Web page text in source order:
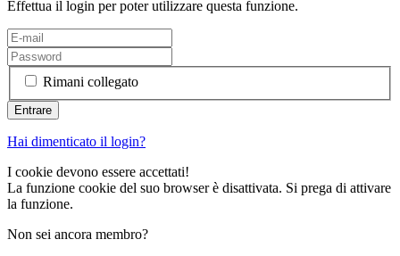
Effettua il login per poter utilizzare questa funzione.
Rimani collegato
Hai dimenticato il login?
I cookie devono essere accettati!
La funzione cookie del suo browser è disattivata. Si prega di attivare
la funzione.
Non sei ancora membro?